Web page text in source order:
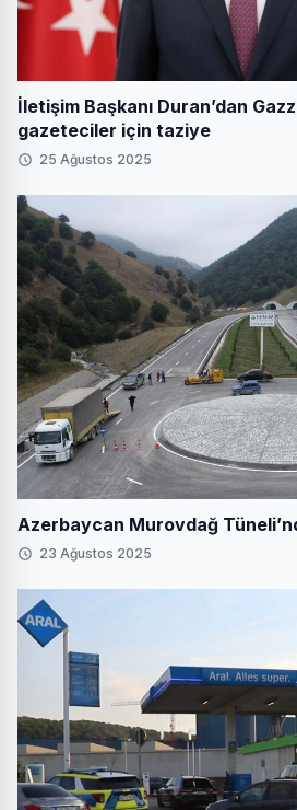
İletişim Başkanı Duran’dan
gazeteciler için taziye
25 Ağustos 2025
Azerbaycan Murovdağ
23 Ağustos 2025